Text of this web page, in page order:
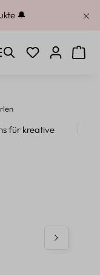
🔔
Du hast 0